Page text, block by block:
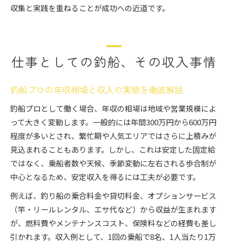
収集と実践を重ねることが成功への近道です。
仕事としての釣船、その収入事情
釣船プロの年収相場と収入の実態を徹底解説
釣船プロとして働く場合、年収の相場は地域や営業規模によ
って大きく変動します。一般的には年間300万円から600万円
程度が多いとされ、繁忙期や人気エリアではさらに上積みが
見込まれることもあります。しかし、これは安定した固定給
ではなく、乗船者数や天候、季節変動に左右される歩合制が
中心となるため、安定収入を得るには工夫が必要です。
例えば、釣り船の乗合料金や貸切料金、オプションサービス
（竿・リールレンタル、エサ代など）から収益が生まれます
が、燃料費やメンテナンスコスト、保険料などの経費も差し
引かれます。収入例として、1回の乗船で8名、1人当たり1万